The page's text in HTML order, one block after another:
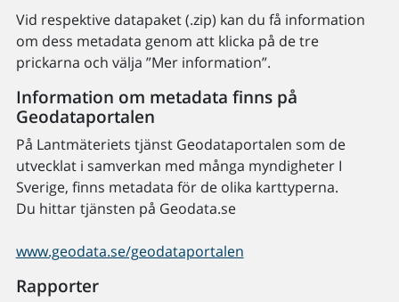
Vid respektive datapaket (.zip) kan du få information
om dess metadata genom att klicka på de tre
prickarna och välja ”Mer information”.
Information om metadata finns på
Geodataportalen
På Lantmäteriets tjänst Geodataportalen som de
utvecklat i samverkan med många myndigheter I
Sverige, finns metadata för de olika karttyperna.
Du hittar tjänsten på Geodata.se
www.geodata.se/geodataportalen
Rapporter